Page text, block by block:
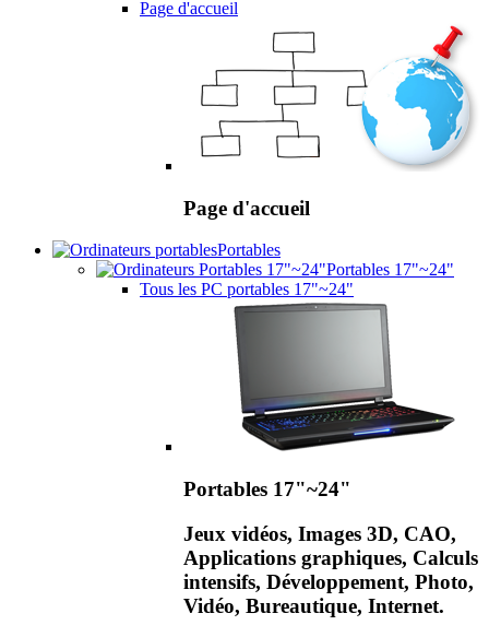
Page d'accueil
Page d'accueil
Portables
Portables 17"~24"
Tous les PC portables 17"~24"
Portables 17"~24"
Jeux vidéos, Images 3D, CAO,
Applications graphiques, Calculs
intensifs, Développement, Photo,
Vidéo, Bureautique, Internet.